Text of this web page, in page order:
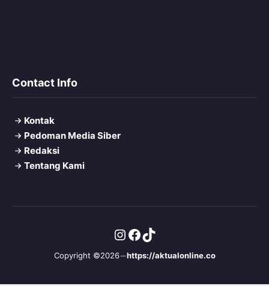
Contact Info
Kontak
Pedoman Media Siber
Redaksi
Tentang Kami
Copyright ©2026 https://aktualonline.co
Instagram
Facebook
TikTok